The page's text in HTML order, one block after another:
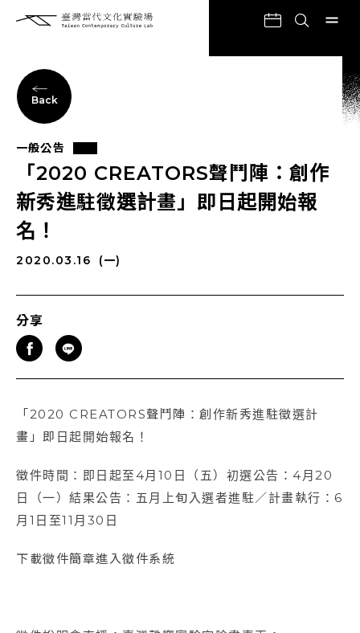
Back
一般公告
「2020 CREATORS聲鬥陣：創作
新秀進駐徵選計畫」即日起開始報
名！
2020.03.16 (一)
分享
「2020 CREATORS聲鬥陣：創作新秀進駐徵選計
畫」即日起開始報名！
徵件時間：即日起至4月10日（五）初選公告：4月20
日（一）結果公告：五月上旬入選者進駐／計畫執行：6
月1日至11月30日
下載徵件簡章進入徵件系統